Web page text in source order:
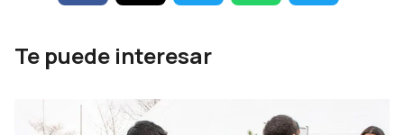
Te puede interesar